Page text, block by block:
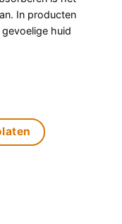
In producten
huid